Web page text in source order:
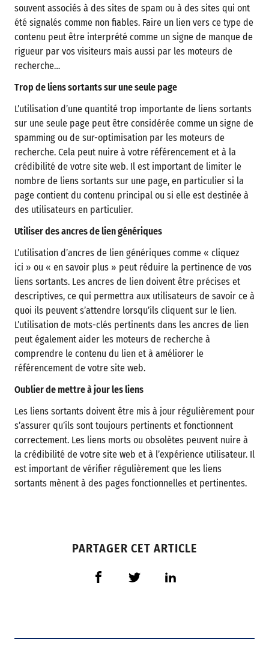
souvent associés à des sites de spam ou à des sites qui ont
été signalés comme non fiables. Faire un lien vers ce type de
contenu peut être interprété comme un signe de manque de
rigueur par vos visiteurs mais aussi par les moteurs de
recherche…
Trop de liens sortants sur une seule page
L’utilisation d’une quantité trop importante de liens sortants
sur une seule page peut être considérée comme un signe de
spamming ou de sur-optimisation par les moteurs de
recherche. Cela peut nuire à votre référencement et à la
crédibilité de votre site web. Il est important de limiter le
nombre de liens sortants sur une page, en particulier si la
page contient du contenu principal ou si elle est destinée à
des utilisateurs en particulier.
Utiliser des ancres de lien génériques
L’utilisation d’ancres de lien génériques comme « cliquez
ici » ou « en savoir plus » peut réduire la pertinence de vos
liens sortants. Les ancres de lien doivent être précises et
descriptives, ce qui permettra aux utilisateurs de savoir ce à
quoi ils peuvent s’attendre lorsqu’ils cliquent sur le lien.
L’utilisation de mots-clés pertinents dans les ancres de lien
peut également aider les moteurs de recherche à
comprendre le contenu du lien et à améliorer le
référencement de votre site web.
Oublier de mettre à jour les liens
Les liens sortants doivent être mis à jour régulièrement pour
s’assurer qu’ils sont toujours pertinents et fonctionnent
correctement. Les liens morts ou obsolètes peuvent nuire à
la crédibilité de votre site web et à l’expérience utilisateur. Il
est important de vérifier régulièrement que les liens
sortants mènent à des pages fonctionnelles et pertinentes.
PARTAGER CET ARTICLE